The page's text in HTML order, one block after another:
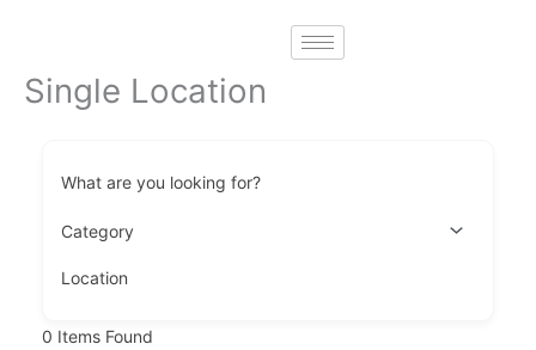
Single Location
What are you looking for?
Location
0 Items Found